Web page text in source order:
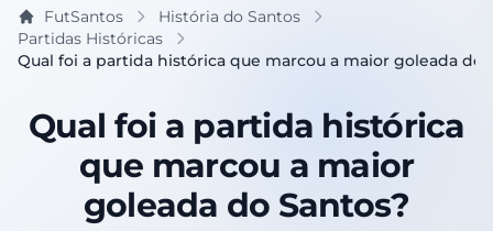
FutSantos
História do Santos
Partidas Históricas
Qual foi a partida histórica que marcou a maior goleada do
Qual foi a partida histórica
que marcou a maior
goleada do Santos?